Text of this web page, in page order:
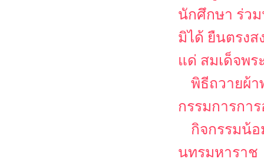
นักศึกษา ร่ว
มิได้ ยืนตรงส
แด่ สมเด็จพร
พิธีถวายผ้
กรรมการกา
กิจกรรมน้
นทรมหาราช